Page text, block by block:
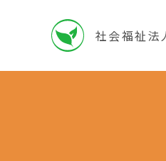
社会福祉法